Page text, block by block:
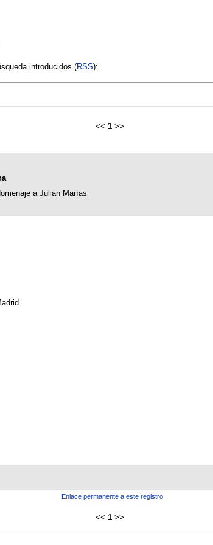
introducidos (RSS):
<< 1 >>
a Julián Marías
Enlace permanente a este registro
<< 1 >>